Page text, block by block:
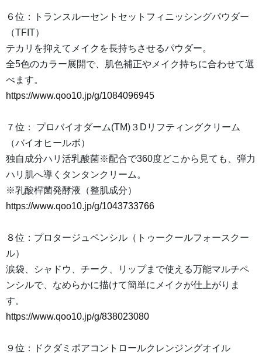
６位：トランスルーセントセットフィニッシングパウダー
（TFIT）
テカリを抑えてメイクを長持ちさせるパウダー。
全5色のカラー展開で、肌色補正やメイク持ちに合わせて選
べます。
https://www.qoo10.jp/g/1084096945
７位： プロバイオダーム(TM)３Dリフティングクリーム
（バイオヒールボ）
独自成分ハリ活乳酸菌※配合で360度どこから見ても、弾力
ハリ肌へ導くタンタンクリーム。
※乳酸桿菌発酵液（整肌成分）
https://www.qoo10.jp/g/1043733766
８位：プロタージュペンシル（トゥークールフォースクー
ル）
涙袋、シャドウ、チーク、リップまで使える万能マルチペ
ンシルで、なめらかに描けて簡単にメイクが仕上がりま
す。
https://www.qoo10.jp/g/838023080
９位：ドクダミポアコントロールクレンジングオイル